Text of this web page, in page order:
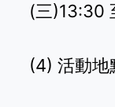
(三)13:30
(4) 活動地